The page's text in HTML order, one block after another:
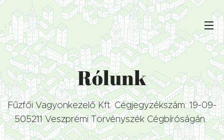
Rólunk
Fűzfői Vagyonkezelő Kft. Cégjegyzékszám: 19-09-
505211 Veszprémi Törvényszék Cégbíróságán.